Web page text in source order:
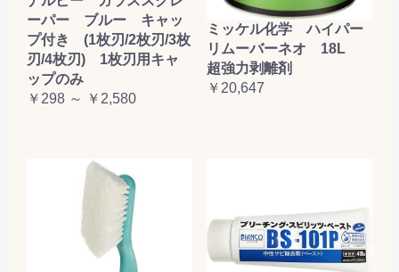
ーパー ブルー キャッ
プ付き (1枚刃/2枚刃/3枚
刃/4枚刃) 1枚刃用キャ
ップのみ
￥298 ～ ￥2,580
ミッケル化学 ハイパー
リムーバーネオ 18L
超強力剥離剤
￥20,647